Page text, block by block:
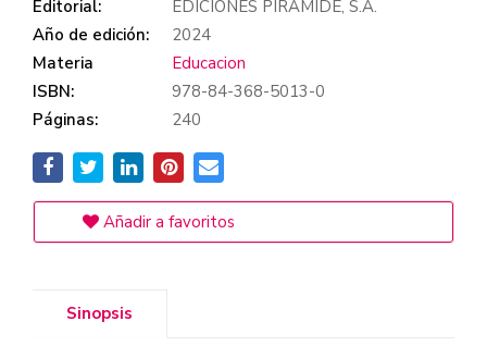
Editorial:
EDICIONES PIRAMIDE, S.A.
Año de edición:
2024
Materia
Educacion
ISBN:
978-84-368-5013-0
Páginas:
240
Añadir a favoritos
Sinopsis